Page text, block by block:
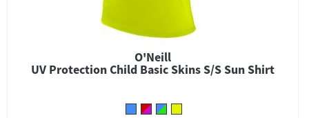
O'Neill
UV Protection Child Basic Skins S/S Sun Shirt